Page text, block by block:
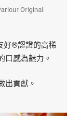
Original
好®認證的高稀
口感為魅力。
出貢獻。